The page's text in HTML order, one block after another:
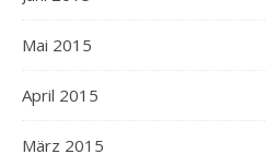
Mai 2015
April 2015
März 2015